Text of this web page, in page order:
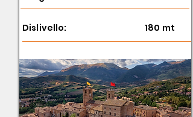
Dislivello: 180 mt